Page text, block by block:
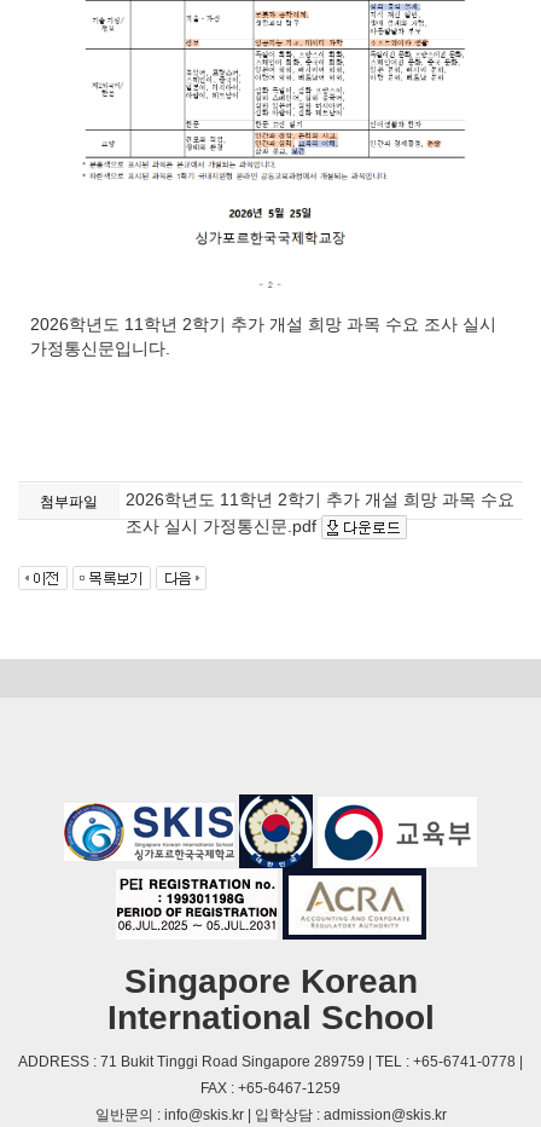
2026학년도 11학년 2학기 추가 개설 희망 과목 수요 조사 실시
가정통신문입니다.
첨부파일
2026학년도 11학년 2학기 추가 개설 희망 과목 수요
조사 실시 가정통신문.pdf
Singapore Korean
International School
ADDRESS : 71 Bukit Tinggi Road Singapore 289759 | TEL : +65-6741-0778 |
FAX : +65-6467-1259
일반문의 : info@skis.kr | 입학상담 : admission@skis.kr